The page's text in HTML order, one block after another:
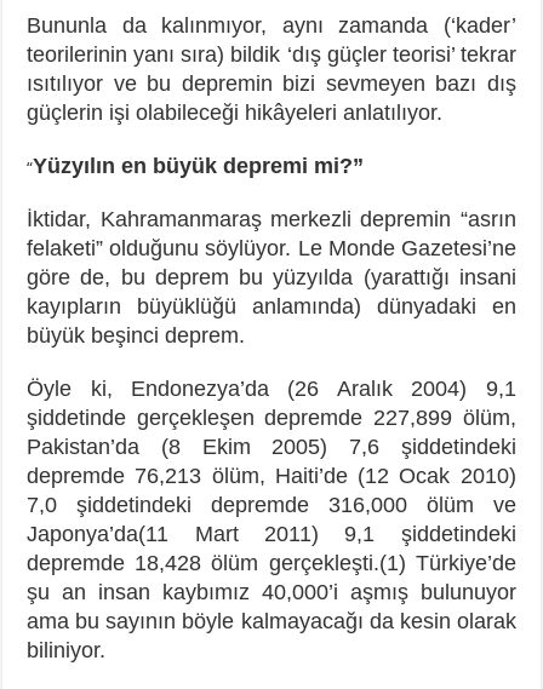
Bununla da kalınmıyor, aynı zamanda (‘kader’
teorilerinin yanı sıra) bildik ‘dış güçler teorisi’ tekrar
ısıtılıyor ve bu depremin bizi sevmeyen bazı dış
güçlerin işi olabileceği hikâyeleri anlatılıyor.
“Yüzyılın en büyük depremi mi?”
İktidar, Kahramanmaraş merkezli depremin “asrın
felaketi” olduğunu söylüyor. Le Monde Gazetesi’ne
göre de, bu deprem bu yüzyılda (yarattığı insani
kayıpların büyüklüğü anlamında) dünyadaki en
büyük beşinci deprem.
Öyle ki, Endonezya’da (26 Aralık 2004) 9,1
şiddetinde gerçekleşen depremde 227,899 ölüm,
Pakistan’da (8 Ekim 2005) 7,6 şiddetindeki
depremde 76,213 ölüm, Haiti’de (12 Ocak 2010)
7,0 şiddetindeki depremde 316,000 ölüm ve
Japonya’da(11 Mart 2011) 9,1 şiddetindeki
depremde 18,428 ölüm gerçekleşti.(1) Türkiye’de
şu an insan kaybımız 40,000’i aşmış bulunuyor
ama bu sayının böyle kalmayacağı da kesin olarak
biliniyor.